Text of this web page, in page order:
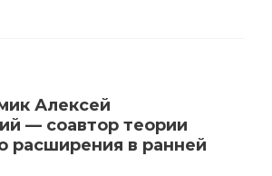
Алексей
— соавтор теории
расширения в ранней